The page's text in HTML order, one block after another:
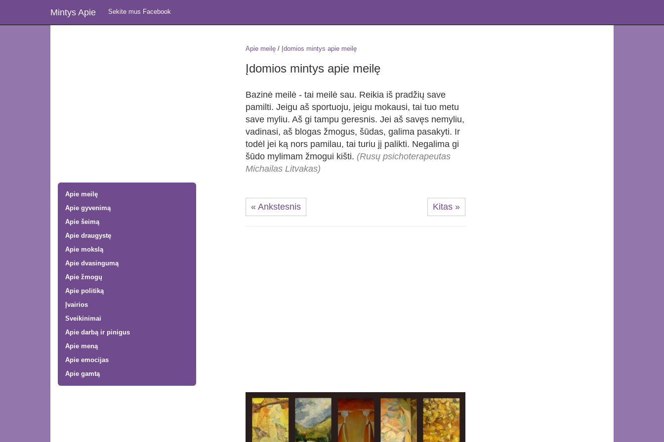
Mintys Apie Sekite mus Facebook
Apie meilę
Apie gyvenimą
Apie šeimą
Apie draugystę
Apie mokslą
Apie dvasingumą
Apie žmogų
Apie politiką
Įvairios
Sveikinimai
Apie darbą ir pinigus
Apie meną
Apie emocijas
Apie gamtą
Apie meilę / Įdomios mintys apie meilę
Įdomios mintys apie meilę
Bazinė meilė - tai meilė sau. Reikia iš pradžių save
pamilti. Jeigu aš sportuoju, jeigu mokausi, tai tuo metu
save myliu. Aš gi tampu geresnis. Jei aš savęs nemyliu,
vadinasi, aš blogas žmogus, šūdas, galima pasakyti. Ir
todėl jei ką nors pamilau, tai turiu jį palikti. Negalima gi
šūdo mylimam žmogui kišti. (Rusų psichoterapeutas
Michailas Litvakas)
« Ankstesnis Kitas »